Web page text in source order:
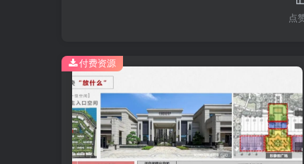
点
付费资源